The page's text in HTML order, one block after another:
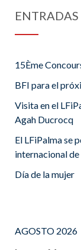
15Ème
BFI para el
Visita en el
Agah Ducrocq
El LFiPalma se
internacional de
Día de la mujer
AGOSTO 2026